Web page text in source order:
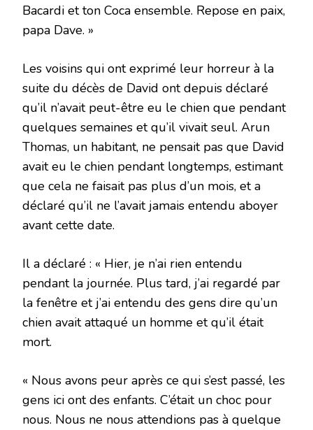
Bacardi et ton Coca ensemble. Repose en paix,
papa Dave. »
Les voisins qui ont exprimé leur horreur à la
suite du décès de David ont depuis déclaré
qu’il n’avait peut-être eu le chien que pendant
quelques semaines et qu’il vivait seul. Arun
Thomas, un habitant, ne pensait pas que David
avait eu le chien pendant longtemps, estimant
que cela ne faisait pas plus d’un mois, et a
déclaré qu’il ne l’avait jamais entendu aboyer
avant cette date.
Il a déclaré : « Hier, je n’ai rien entendu
pendant la journée. Plus tard, j’ai regardé par
la fenêtre et j’ai entendu des gens dire qu’un
chien avait attaqué un homme et qu’il était
mort.
« Nous avons peur après ce qui s’est passé, les
gens ici ont des enfants. C’était un choc pour
nous. Nous ne nous attendions pas à quelque